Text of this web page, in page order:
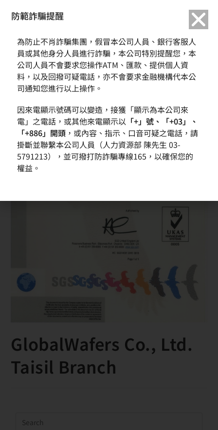
GlobalWafers Co., Ltd.
Taisil Branch
防範詐騙提醒
為防止不肖詐騙集團，假冒本公司人員、銀行客服人
員或其他身分人員進行詐騙，本公司特別提醒您，本
公司人員不會要求您操作ATM、匯款、提供個人資
料，以及回撥可疑電話，亦不會要求金融機構代本公
司通知您進行以上操作。
因來電顯示號碼可以變造，接獲「顯示為本公司來
電」之電話，或其他來電顯示以 「+」號、「+03」、
「+886」開頭 ，或內容、指示、口音可疑之電話，請
掛斷並聯繫本公司人員（人力資源部 陳先生 03-
5791213），並可撥打防詐騙專線165，以確保您的
權益。